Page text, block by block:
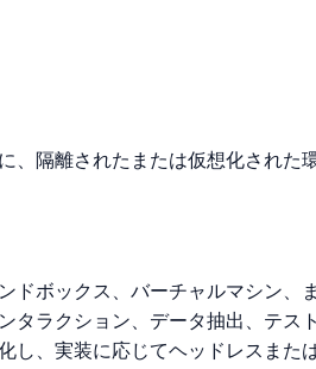
隔離されたまたは仮想化された
ボックス、バーチャルマシン
タラクション、データ抽出、テ
、実装に応じてヘッドレスま